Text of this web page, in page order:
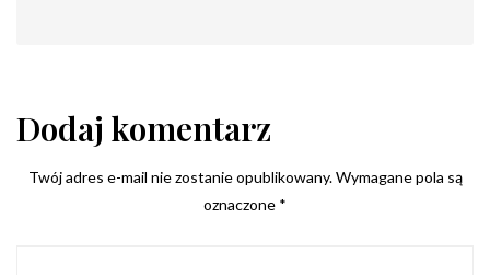
Dodaj komentarz
Twój adres e-mail nie zostanie opublikowany.Wymagane pola są
oznaczone *